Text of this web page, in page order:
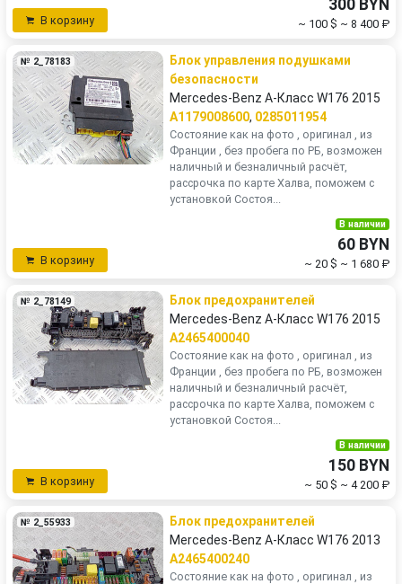
В корзину
300 BYN
~ 100 $ ~ 8 400 ₽
№ 2_78183
Блок управления подушками
безопасности
Mercedes-Benz A-Класс W176 2015
A1179008600, 0285011954
Состояние как на фото , оригинал , из
Франции , без пробега по РБ, возможен
наличный и безналичный расчёт,
рассрочка по карте Халва, поможем с
установкой Состоя...
В корзину
В наличии
60 BYN
~ 20 $ ~ 1 680 ₽
№ 2_78149
Блок предохранителей
Mercedes-Benz A-Класс W176 2015
A2465400040
Состояние как на фото , оригинал , из
Франции , без пробега по РБ, возможен
наличный и безналичный расчёт,
рассрочка по карте Халва, поможем с
установкой Состоя...
В корзину
В наличии
150 BYN
~ 50 $ ~ 4 200 ₽
№ 2_55933
Блок предохранителей
Mercedes-Benz A-Класс W176 2013
A2465400240
Состояние как на фото , оригинал , из